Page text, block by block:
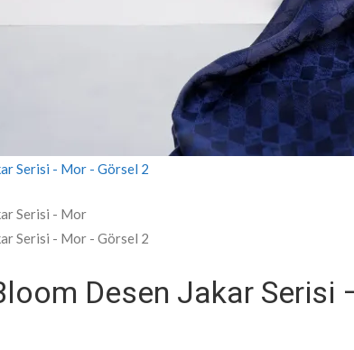
Desen Jakar Serisi